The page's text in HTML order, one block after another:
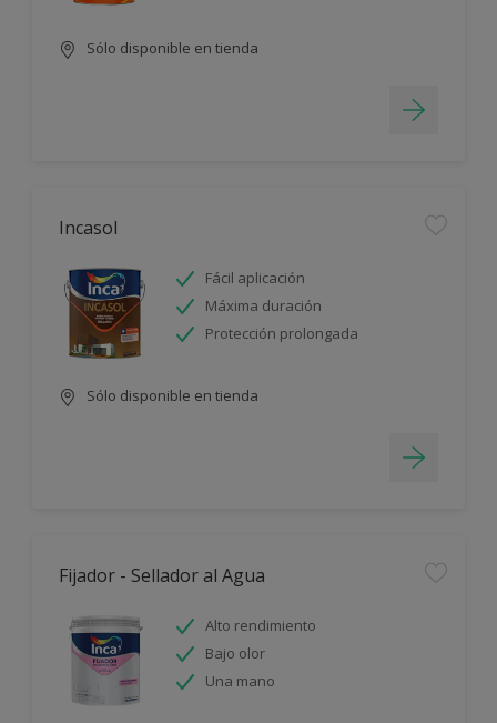
Sólo disponible en tienda
Incasol
Fácil aplicación
Máxima duración
Protección prolongada
Sólo disponible en tienda
Fijador - Sellador al Agua
Alto rendimiento
Bajo olor
Una mano